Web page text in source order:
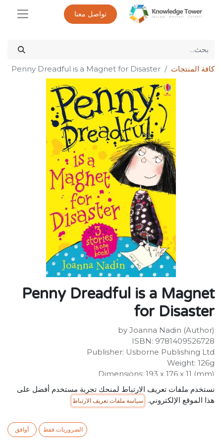
تواصل معنا
كافة المنتجات Penny Dreadful is a Magnet for Disaster
Penny Dreadful is a Magnet
for Disaster
by Joanna Nadin (Author)
ISBN: 9781409526728
Publisher: Usborne Publishing Ltd
Weight: 126g
Dimensions: 193 x 176 x 11 (mm)
Description:
My name is not actually Penny Dreadful. It is Penelope
Jones. The 'Dreadful' bit is my dad's JOKE.
شامل ضريبة القيمة المضافة
نستخدم ملفات تعريف الارتباط لمنحك تجربة مستخدم أفضل على
هذا الموقع الإلكتروني.
سياسة ملفات تعريف الارتباط
الضروريات فقط أوافق